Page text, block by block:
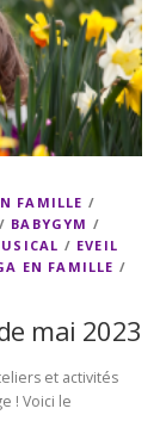
FAMILLE /
/ BABYGYM /
/ EVEIL
EN FAMILLE /
mai 2023
et activités
! Voici le